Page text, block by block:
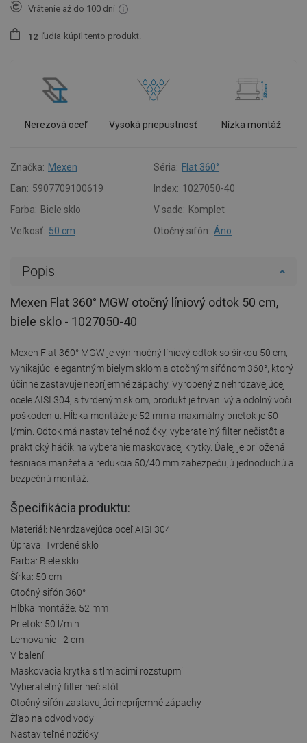
Vrátenie až do 100 dní
1 2 ľudia kúpil tento produkt.
Nerezová oceľ Vysoká priepustnosť Nízka montáž
Značka: Mexen Séria: Flat 360°
Ean: 5907709100619 Index: 1027050-40
Farba: Biele sklo V sade: Komplet
Veľkosť: 50 cm Otočný sifón: Áno
Popis
Mexen Flat 360° MGW otočný líniový odtok 50 cm,
biele sklo - 1027050-40
Mexen Flat 360° MGW je výnimočný líniový odtok so šírkou 50 cm,
vynikajúci elegantným bielym sklom a otočným sifónom 360°, ktorý
účinne zastavuje nepríjemné zápachy. Vyrobený z nehrdzavejúcej
ocele AISI 304, s tvrdeným sklom, produkt je trvanlivý a odolný voči
poškodeniu. Hĺbka montáže je 52 mm a maximálny prietok je 50
l/min. Odtok má nastaviteľné nožičky, vyberateľný filter nečistôt a
praktický háčik na vyberanie maskovacej krytky. Ďalej je priložená
tesniaca manžeta a redukcia 50/40 mm zabezpečujú jednoduchú a
bezpečnú montáž.
Špecifikácia produktu:
Materiál: Nehrdzavejúca oceľ AISI 304
Úprava: Tvrdené sklo
Farba: Biele sklo
Šírka: 50 cm
Otočný sifón 360°
Hĺbka montáže: 52 mm
Prietok: 50 l/min
Lemovanie - 2 cm
V balení:
Maskovacia krytka s tlmiacimi rozstupmi
Vyberateľný filter nečistôt
Otočný sifón zastavujúci nepríjemné zápachy
Žľab na odvod vody
Nastaviteľné nožičky